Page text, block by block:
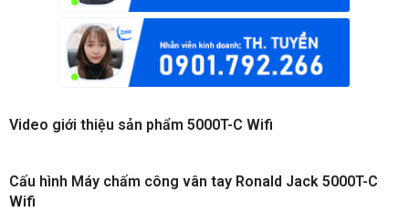
Video giới thiệu sản phẩm 5000T-C Wifi
Cấu hình Máy chấm công vân tay Ronald Jack 5000T-C
Wifi